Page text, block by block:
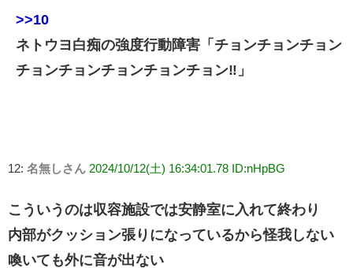
>>10
ネトウヨ白痴の強度行動障害「チョンチョンチョン
チョンチョンチョンチョンチョン‼」
12: 名無しさん 2024/10/12(土) 16:34:01.78 ID:nHpBG
こういうのは収容施設では安静室に入れて終わり
内部がクッション張りになっているから怪我しない
喚いても外に音が出ない